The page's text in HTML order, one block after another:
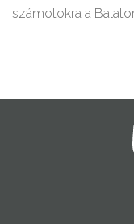
számotokra a